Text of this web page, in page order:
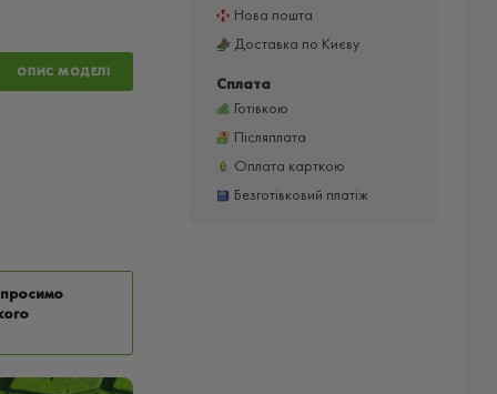
ОПИС МОДЕЛІ
Нова пошта
Доставка по Києву
Сплата
Готівкою
Післяплата
Оплата карткою
Безготівковий платіж